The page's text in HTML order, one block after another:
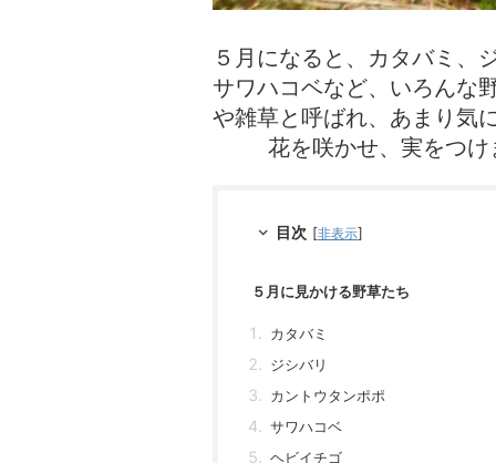
５月になると、カタバミ、
サワハコベなど、いろんな
や雑草と呼ばれ、あまり気
花を咲かせ、実をつ
目次 [非表示]
５月に見かける野草たち
カタバミ
ジシバリ
カントウタンポポ
サワハコベ
ヘビイチゴ